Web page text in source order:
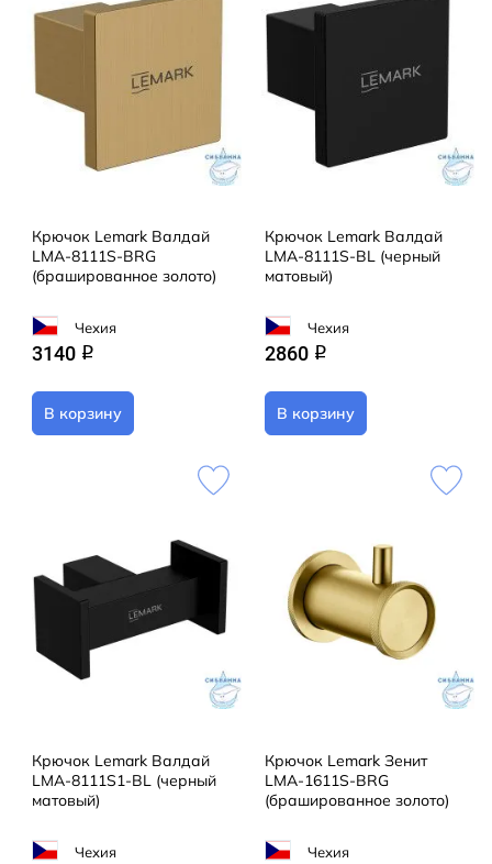
Крючок Lemark Валдай
LMA-8111S-BRG
(брашированное золото)
Чехия
3140 q
В корзину
Крючок Lemark Валдай
LMA-8111S-BL (черный
матовый)
Чехия
2860 q
В корзину
Крючок Lemark Валдай
LMA-8111S1-BL (черный
матовый)
Чехия
Крючок Lemark Зенит
LMA-1611S-BRG
(брашированное золото)
Чехия